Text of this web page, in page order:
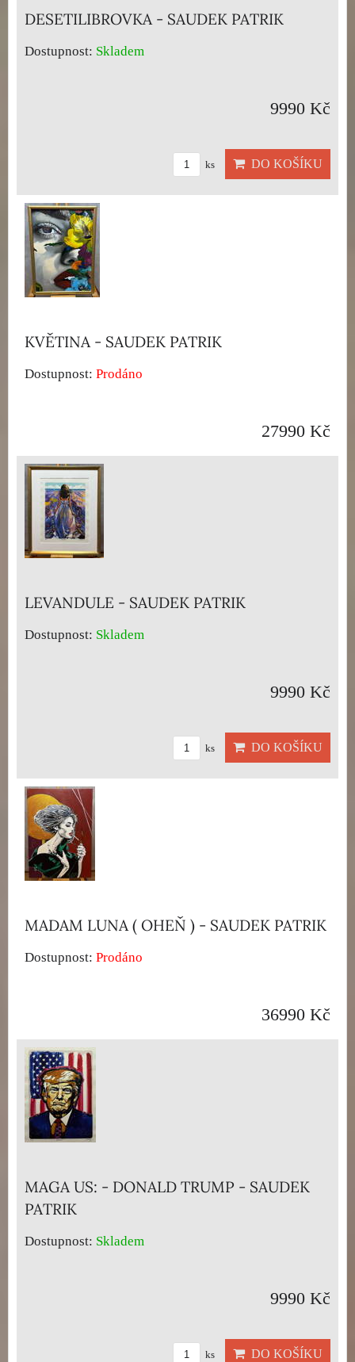
DESETILIBROVKA - SAUDEK PATRIK
Dostupnost: Skladem
9990 Kč
ks DO KOŠÍKU
KVĚTINA - SAUDEK PATRIK
Dostupnost: Prodáno
27990 Kč
LEVANDULE - SAUDEK PATRIK
Dostupnost: Skladem
9990 Kč
ks DO KOŠÍKU
MADAM LUNA ( OHEŇ ) - SAUDEK PATRIK
Dostupnost: Prodáno
36990 Kč
MAGA US: - DONALD TRUMP - SAUDEK
PATRIK
Dostupnost: Skladem
9990 Kč
ks DO KOŠÍKU